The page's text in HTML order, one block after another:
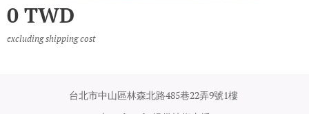
0 TWD
excluding shipping cost
台北市中山區林森北路485巷22弄9號1樓